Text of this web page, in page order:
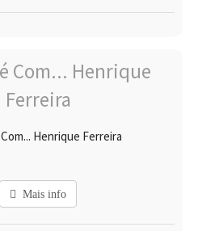
Henrique Ferreira
Mais info